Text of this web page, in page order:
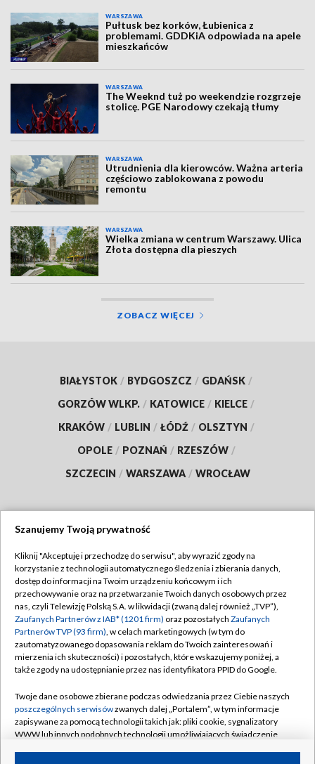
WARSZAWA
Pułtusk bez korków, Łubienica z
problemami. GDDKiA odpowiada na apele
mieszkańców
WARSZAWA
The Weeknd tuż po weekendzie rozgrzeje
stolicę. PGE Narodowy czekają tłumy
WARSZAWA
Utrudnienia dla kierowców. Ważna arteria
częściowo zablokowana z powodu
remontu
WARSZAWA
Wielka zmiana w centrum Warszawy. Ulica
Złota dostępna dla pieszych
ZOBACZ WIĘCEJ
BIAŁYSTOK / BYDGOSZCZ / GDAŃSK /
GORZÓW WLKP. / KATOWICE / KIELCE /
KRAKÓW / LUBLIN / ŁÓDŹ / OLSZTYN /
OPOLE / POZNAŃ / RZESZÓW /
SZCZECIN / WARSZAWA / WROCŁAW
TVP
Abonament TVP
Emisja w TVP
Centrum informacji TVP
Naziemna Telewizja Cyfrowa
Rada Programowa
System NOS
Informacje o nadawcy
Regulamin TVP
Polityka prywatności
Moje zgody
Pomoc
Kontakt
Kanały
Szanujemy Twoją prywatność
Kliknij "Akceptuję i przechodzę do serwisu", aby wyrazić zgody na
korzystanie z technologii automatycznego śledzenia i zbierania danych,
dostęp do informacji na Twoim urządzeniu końcowym i ich
przechowywanie oraz na przetwarzanie Twoich danych osobowych przez
nas, czyli Telewizję Polską S.A. w likwidacji (zwaną dalej również „TVP”),
Zaufanych Partnerów z IAB* (1201 firm) oraz pozostałych Zaufanych
Partnerów TVP (93 firm), w celach marketingowych (w tym do
zautomatyzowanego dopasowania reklam do Twoich zainteresowań i
mierzenia ich skuteczności) i pozostałych, które wskazujemy poniżej, a
także zgody na udostępnianie przez nas identyfikatora PPID do Google.
Twoje dane osobowe zbierane podczas odwiedzania przez Ciebie naszych
poszczególnych serwisówzwanych dalej „Portalem”, w tym informacje
zapisywane za pomocą technologii takich jak: pliki cookie, sygnalizatory
WWW lub innych podobnych technologii umożliwiających świadczenie